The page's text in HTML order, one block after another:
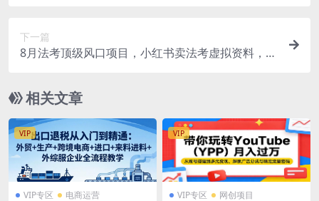
下一篇
8月法考顶级风口项目，小红书卖法考虚拟资料，无
相关文章
VIP
VIP专区 电商运营
VIP
VIP专区 网创项目